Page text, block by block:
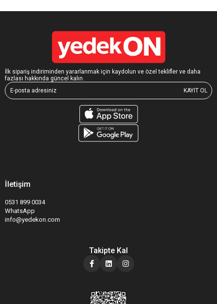
İlk sipariş indiriminden yararlanmak için kaydolun ve özel teklifler ve daha
fazlası hakkında güncel kalın.
KAYIT OL
İletişim
0531 899 0034
WhatsApp
info@yedekon.com
Takipte Kal